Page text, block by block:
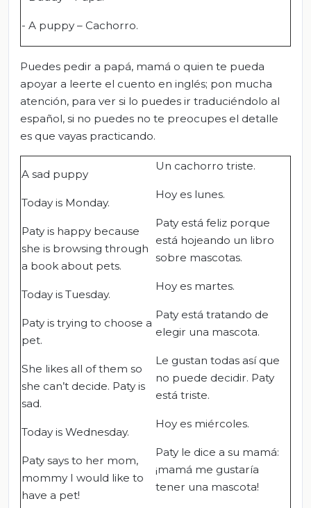
- A puppy – Cachorro.
Puedes pedir a papá, mamá o quien te pueda
apoyar a leerte el cuento en inglés; pon mucha
atención, para ver si lo puedes ir traduciéndolo al
español, si no puedes no te preocupes el detalle
es que vayas practicando.
A sad puppy
Today is Monday.
Paty is happy because
she is browsing through
a book about pets.
Today is Tuesday.
Paty is trying to choose a
pet.
She likes all of them so
she can’t decide. Paty is
sad.
Today is Wednesday.
Paty says to her mom,
mommy I would like to
have a pet!
Un cachorro triste.
Hoy es lunes.
Paty está feliz porque
está hojeando un libro
sobre mascotas.
Hoy es martes.
Paty está tratando de
elegir una mascota.
Le gustan todas así que
no puede decidir. Paty
está triste.
Hoy es miércoles.
Paty le dice a su mamá:
¡mamá me gustaría
tener una mascota!